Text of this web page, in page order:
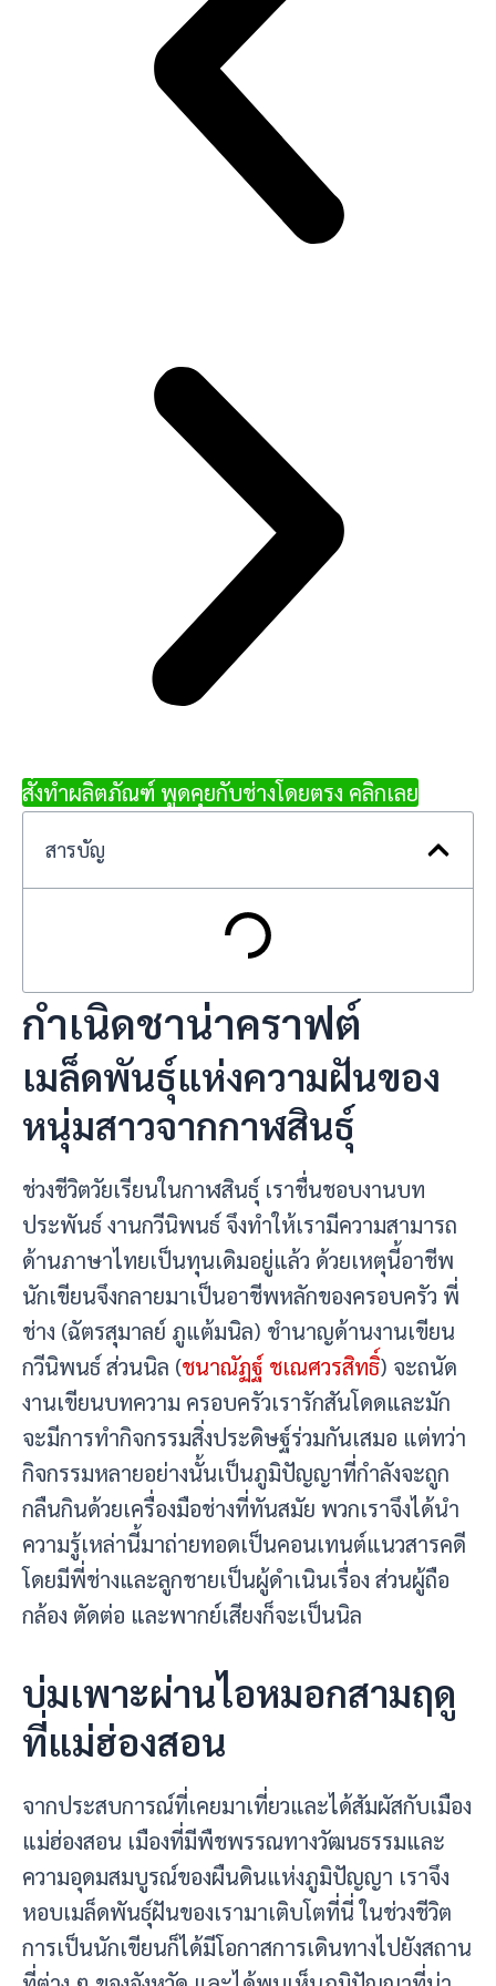
สั่งทำผลิตภัณฑ์ พูดคุยกับช่างโดยตรง คลิกเลย
สารบัญ
กำเนิดชาน่าคราฟต์
เมล็ดพันธุ์แห่งความฝันของ
หนุ่มสาวจากกาฬสินธุ์
ช่วงชีวิตวัยเรียนในกาฬสินธุ์ เราชื่นชอบงานบท
ประพันธ์ งานกวีนิพนธ์ จึงทำให้เรามีความสามารถ
ด้านภาษาไทยเป็นทุนเดิมอยู่แล้ว ด้วยเหตุนี้อาชีพ
นักเขียนจึงกลายมาเป็นอาชีพหลักของครอบครัว พี่
ช่าง (ฉัตรสุมาลย์ ภูแต้มนิล) ชำนาญด้านงานเขียน
กวีนิพนธ์ ส่วนนิล (ชนาณัฏฐ์ ชเณศวรสิทธิ์) จะถนัด
งานเขียนบทความ ครอบครัวเรารักสันโดดและมัก
จะมีการทำกิจกรรมสิ่งประดิษฐ์ร่วมกันเสมอ แต่ทว่า
กิจกรรมหลายอย่างนั้นเป็นภูมิปัญญาที่กำลังจะถูก
กลืนกินด้วยเครื่องมือช่างที่ทันสมัย พวกเราจึงได้นำ
ความรู้เหล่านี้มาถ่ายทอดเป็นคอนเทนต์แนวสารคดี
โดยมีพี่ช่างและลูกชายเป็นผู้ดำเนินเรื่อง ส่วนผู้ถือ
กล้อง ตัดต่อ และพากย์เสียงก็จะเป็นนิล
บ่มเพาะผ่านไอหมอกสามฤดู
ที่แม่ฮ่องสอน
จากประสบการณ์ที่เคยมาเที่ยวและได้สัมผัสกับเมือง
แม่ฮ่องสอน เมืองที่มีพืชพรรณทางวัฒนธรรมและ
ความอุดมสมบูรณ์ของผืนดินแห่งภูมิปัญญา เราจึง
หอบเมล็ดพันธุ์ฝันของเรามาเติบโตที่นี่ ในช่วงชีวิต
การเป็นนักเขียนก็ได้มีโอกาสการเดินทางไปยังสถาน